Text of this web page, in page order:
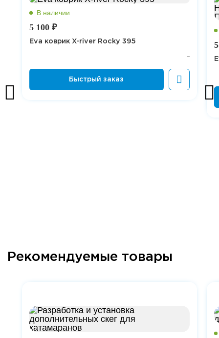
5 100 ₽
Eva коврик X-river Rocky 395
Рекомендуемые товары